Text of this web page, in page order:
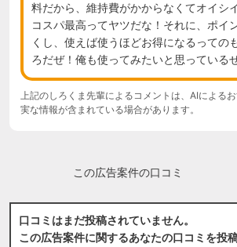
料だから、維持費がかからなくてオイシ
コスパ最高ってヤツだな！それに、ポイ
くし、使えば使うほどお得になるっての
ろだぜ！俺も使ってみたいと思っている
上記のしろくま先輩によるコメントは、AIによる
実な情報が含まれている場合があります。
この広告案件の口コミ
口コミはまだ投稿されていません。
この広告案件に関するあなたの口コミを投